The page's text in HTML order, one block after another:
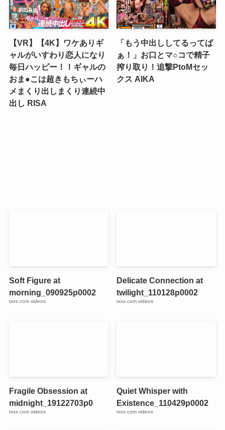
【VR】【4K】ワケありギ
ャルがいすわり恋人になり
毎日ハッピー！！ギャルの
おま●こは超きもちぃーハ
メまくり出しまくり連続中
出し RISA
「もう中出ししてるってば
ぁ！」お口とマ○コで精子
搾り取り！追撃PtoMセッ
クス AIKA
Soft Figure at
morning_090925p0002
txxx.com videos
Delicate Connection at
twilight_110128p0002
txxx.com videos
Fragile Obsession at
midnight_19122703p0
txxx.com videos
Quiet Whisper with
Existence_110429p0002
txxx.com videos